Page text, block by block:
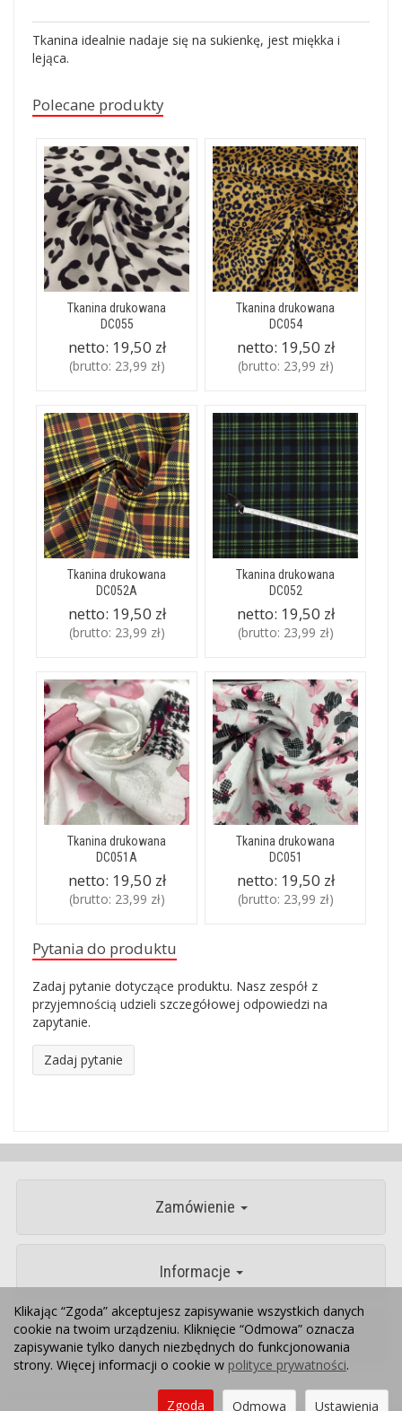
Tkanina idealnie nadaje się na sukienkę, jest miękka i
lejąca.
Polecane produkty
Tkanina drukowana
DC055
netto: 19,50 zł
(brutto: 23,99 zł)
Tkanina drukowana
DC054
netto: 19,50 zł
(brutto: 23,99 zł)
Tkanina drukowana
DC052A
netto: 19,50 zł
(brutto: 23,99 zł)
Tkanina drukowana
DC052
netto: 19,50 zł
(brutto: 23,99 zł)
Tkanina drukowana
DC051A
netto: 19,50 zł
(brutto: 23,99 zł)
Tkanina drukowana
DC051
netto: 19,50 zł
(brutto: 23,99 zł)
Pytania do produktu
Zadaj pytanie dotyczące produktu. Nasz zespół z
przyjemnością udzieli szczegółowej odpowiedzi na
zapytanie.
Zadaj pytanie
Zamówienie
Informacje
Kontakt
Klikając “Zgoda” akceptujesz zapisywanie wszystkich danych
cookie na twoim urządzeniu. Kliknięcie “Odmowa” oznacza
zapisywanie tylko danych niezbędnych do funkcjonowania
strony. Więcej informacji o cookie w polityce prywatności.
Ustawienia
Odmowa
Zgoda